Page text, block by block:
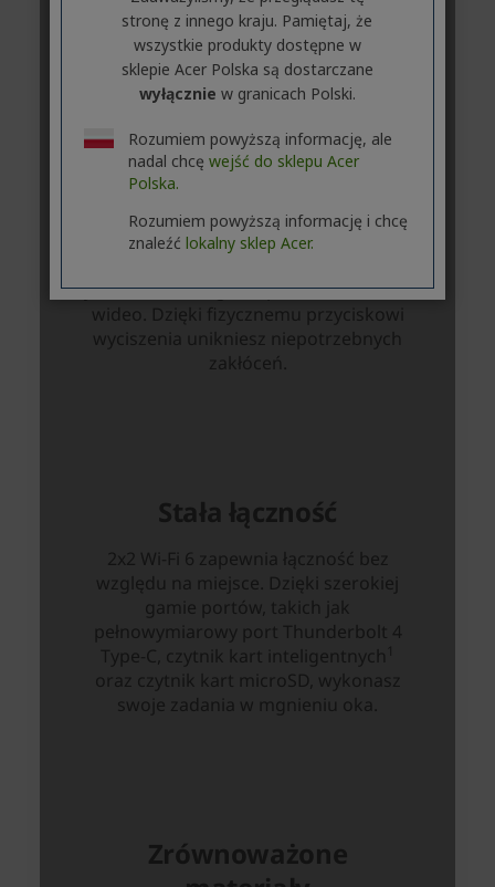
stronę z innego kraju. Pamiętaj, że
wszystkie produkty dostępne w
sklepie Acer Polska są dostarczane
wyłącznie w granicach Polski.
Rozumiem powyższą informację, ale
nadal chcę wejść do sklepu Acer
Polska.
Rozumiem powyższą informację i chcę
znaleźć lokalny sklep Acer.